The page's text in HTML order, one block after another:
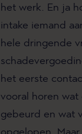
het werk. En ja
intake iemand
hele dringende
het eerste
vooral horen
gebeurd en wat